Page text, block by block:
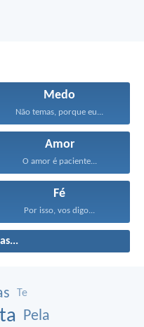
Medo
Não temas, porque eu...
Amor
O amor é paciente...
Fé
Por isso, vos digo...
Te
Pela